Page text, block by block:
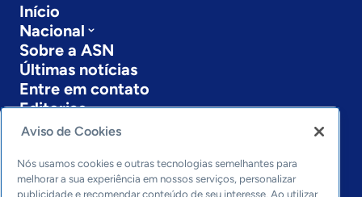
Início
Nacional
Sobre a ASN
Últimas notícias
Entre em contato
Editorias
Economia & Política
Inovação & Tecnologia
Cultura empreendedora
Aviso de Cookies
Nós usamos cookies e outras tecnologias semelhantes para
melhorar a sua experiência em nossos serviços, personalizar
publicidade e recomendar conteúdo de seu interesse. Ao utilizar